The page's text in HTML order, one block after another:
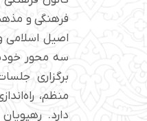
اصیل اسلامی
سه محور
برگزاری
منظم،
دارد.